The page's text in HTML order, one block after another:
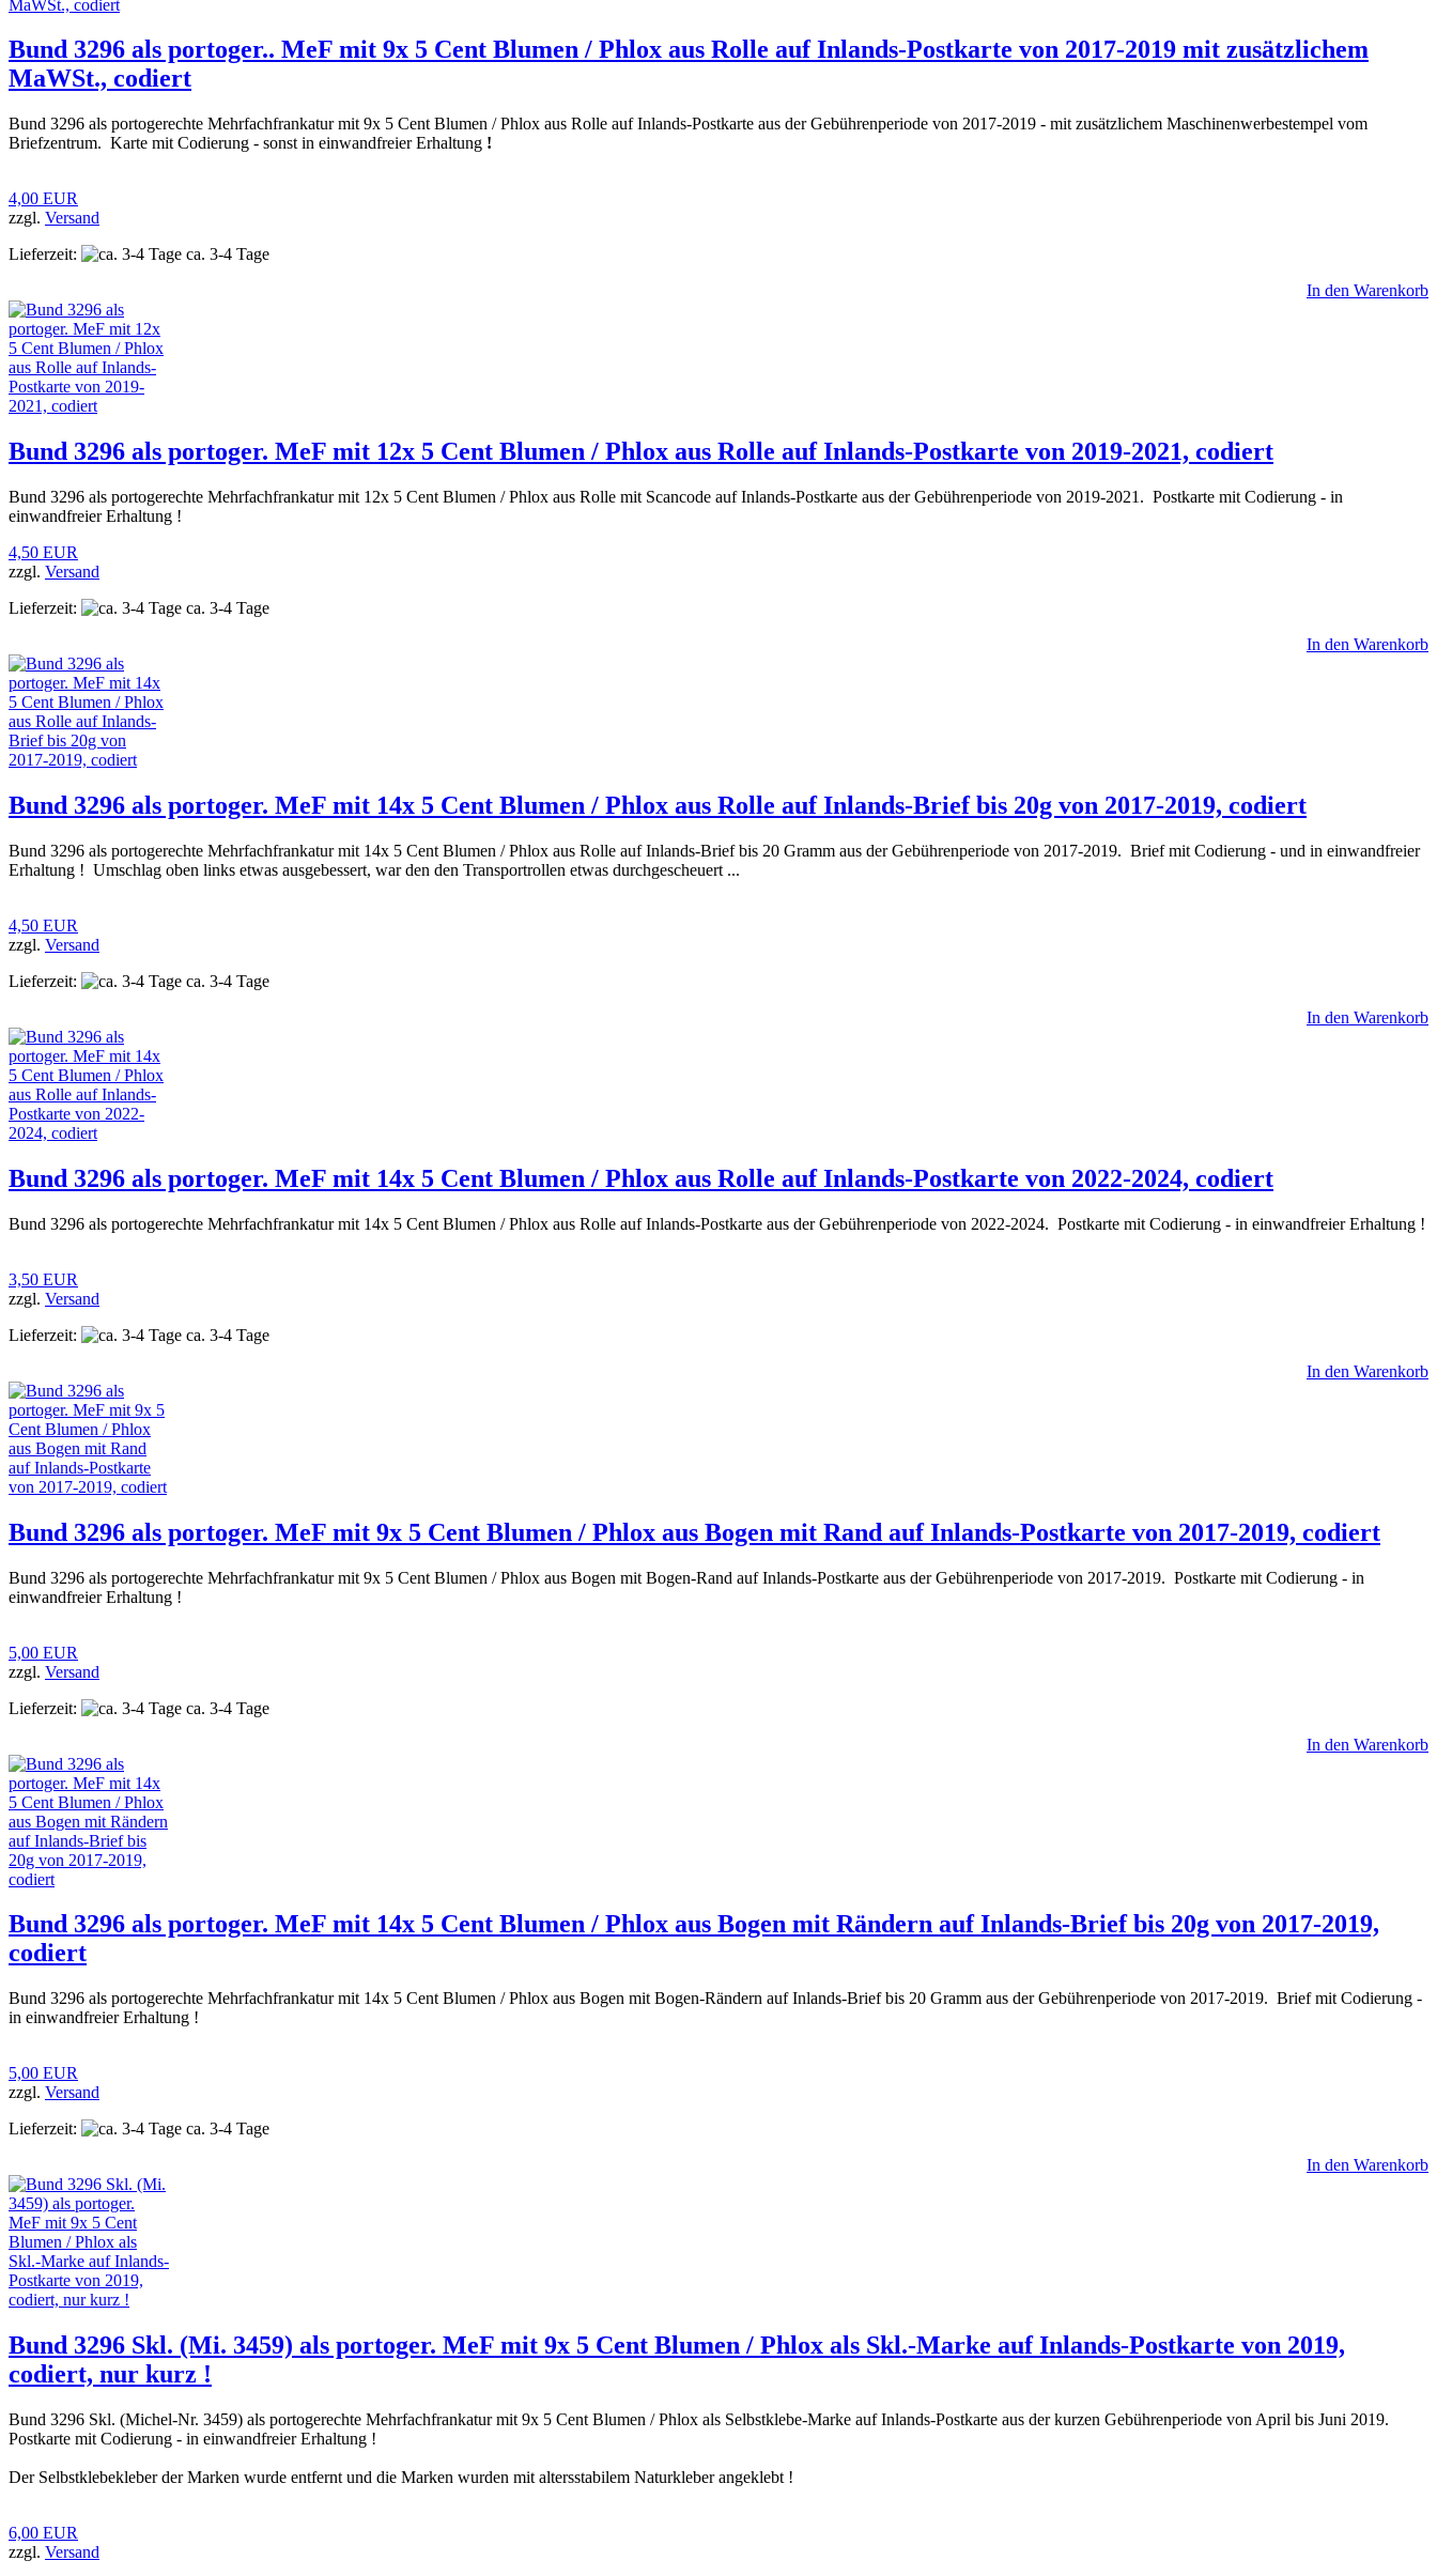
Bund 3296 als portoger.. MeF mit 9x 5 Cent Blumen / Phlox aus Rolle auf Inlands-Postkarte von 2017-2019 mit zusätzlichem
MaWSt., codiert
Bund 3296 als portogerechte Mehrfachfrankatur mit 9x 5 Cent Blumen / Phlox aus Rolle auf Inlands-Postkarte aus der Gebührenperiode von 2017-2019 - mit zusätzlichem Maschinenwerbestempel vom
Briefzentrum. Karte mit Codierung - sonst in einwandfreier Erhaltung !
4,00 EUR
zzgl. Versand
Lieferzeit:
ca. 3-4 Tage
In den Warenkorb
Bund 3296 als portoger. MeF mit 12x 5 Cent Blumen / Phlox aus Rolle auf Inlands-Postkarte von 2019-2021, codiert
Bund 3296 als portogerechte Mehrfachfrankatur mit 12x 5 Cent Blumen / Phlox aus Rolle mit Scancode auf Inlands-Postkarte aus der Gebührenperiode von 2019-2021. Postkarte mit Codierung - in
einwandfreier Erhaltung !
4,50 EUR
zzgl. Versand
Lieferzeit:
ca. 3-4 Tage
In den Warenkorb
Bund 3296 als portoger. MeF mit 14x 5 Cent Blumen / Phlox aus Rolle auf Inlands-Brief bis 20g von 2017-2019, codiert
Bund 3296 als portogerechte Mehrfachfrankatur mit 14x 5 Cent Blumen / Phlox aus Rolle auf Inlands-Brief bis 20 Gramm aus der Gebührenperiode von 2017-2019. Brief mit Codierung - und in einwandfreier
Erhaltung ! Umschlag oben links etwas ausgebessert, war den den Transportrollen etwas durchgescheuert ...
4,50 EUR
zzgl. Versand
Lieferzeit:
ca. 3-4 Tage
In den Warenkorb
Bund 3296 als portoger. MeF mit 14x 5 Cent Blumen / Phlox aus Rolle auf Inlands-Postkarte von 2022-2024, codiert
Bund 3296 als portogerechte Mehrfachfrankatur mit 14x 5 Cent Blumen / Phlox aus Rolle auf Inlands-Postkarte aus der Gebührenperiode von 2022-2024. Postkarte mit Codierung - in einwandfreier Erhaltung !
3,50 EUR
zzgl. Versand
Lieferzeit:
ca. 3-4 Tage
In den Warenkorb
Bund 3296 als portoger. MeF mit 9x 5 Cent Blumen / Phlox aus Bogen mit Rand auf Inlands-Postkarte von 2017-2019, codiert
Bund 3296 als portogerechte Mehrfachfrankatur mit 9x 5 Cent Blumen / Phlox aus Bogen mit Bogen-Rand auf Inlands-Postkarte aus der Gebührenperiode von 2017-2019. Postkarte mit Codierung - in
einwandfreier Erhaltung !
5,00 EUR
zzgl. Versand
Lieferzeit:
ca. 3-4 Tage
In den Warenkorb
Bund 3296 als portoger. MeF mit 14x 5 Cent Blumen / Phlox aus Bogen mit Rändern auf Inlands-Brief bis 20g von 2017-2019,
codiert
Bund 3296 als portogerechte Mehrfachfrankatur mit 14x 5 Cent Blumen / Phlox aus Bogen mit Bogen-Rändern auf Inlands-Brief bis 20 Gramm aus der Gebührenperiode von 2017-2019. Brief mit Codierung -
in einwandfreier Erhaltung !
5,00 EUR
zzgl. Versand
Lieferzeit:
ca. 3-4 Tage
In den Warenkorb
Bund 3296 Skl. (Mi. 3459) als portoger. MeF mit 9x 5 Cent Blumen / Phlox als Skl.-Marke auf Inlands-Postkarte von 2019,
codiert, nur kurz !
Bund 3296 Skl. (Michel-Nr. 3459) als portogerechte Mehrfachfrankatur mit 9x 5 Cent Blumen / Phlox als Selbstklebe-Marke auf Inlands-Postkarte aus der kurzen Gebührenperiode von April bis Juni 2019.
Postkarte mit Codierung - in einwandfreier Erhaltung !
Der Selbstklebekleber der Marken wurde entfernt und die Marken wurden mit altersstabilem Naturkleber angeklebt !
6,00 EUR
zzgl. Versand